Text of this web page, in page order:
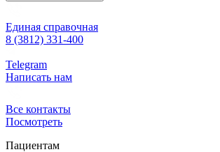
Единая справочная
8 (3812) 331-400
Telegram
Написать нам
Все контакты
Посмотреть
Пациентам